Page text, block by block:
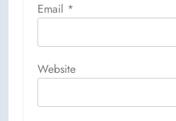
Email *
Website